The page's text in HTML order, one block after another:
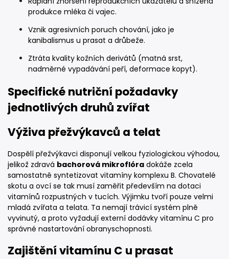
produkce mléka či vajec.
Vznik agresivních poruch chování, jako je
kanibalismus u prasat a drůbeže.
Ztráta kvality kožních derivátů (matná srst,
nadměrné vypadávání peří, deformace kopyt).
Specifické nutriční požadavky
jednotlivých druhů zvířat
Výživa přežvýkavců a telat
Dospělí přežvýkavci disponují velkou fyziologickou výhodou,
jelikož zdravá bachorová mikroflóra dokáže zcela
samostatně syntetizovat vitamíny komplexu B. Chovatelé
skotu a ovcí se tak musí zaměřit především na dotaci
vitamínů rozpustných v tucích. Výjimku tvoří pouze velmi
mladá zvířata a telata. Ta nemají trávicí systém plně
vyvinutý, a proto vyžadují externí dodávky vitamínu C pro
správné nastartování obranyschopnosti.
Zajištění vitamínu C u prasat